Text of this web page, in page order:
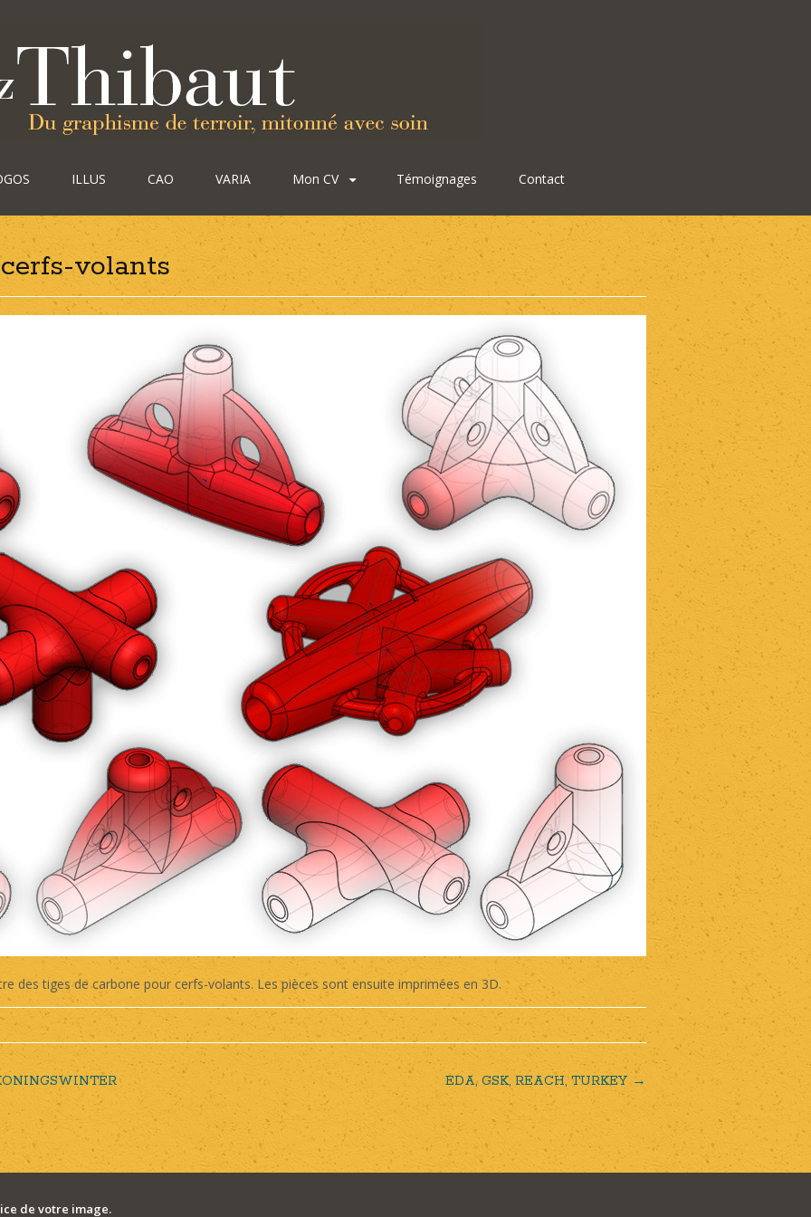
ILLUS CAO VARIA Mon CV Témoignages Contact
volants
des tiges de carbone pour cerfs-volants. Les pièces sont ensuite imprimées en 3D.
EDA, GSK, REACH, TURKEY →
de votre image.